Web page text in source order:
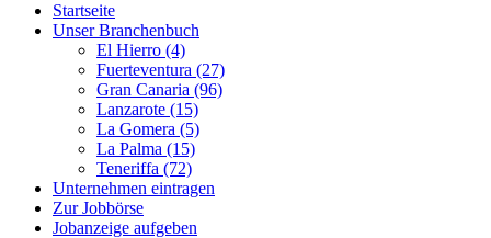
Startseite
Unser Branchenbuch
El Hierro (4)
Fuerteventura (27)
Gran Canaria (96)
Lanzarote (15)
La Gomera (5)
La Palma (15)
Teneriffa (72)
Unternehmen eintragen
Zur Jobbörse
Jobanzeige aufgeben